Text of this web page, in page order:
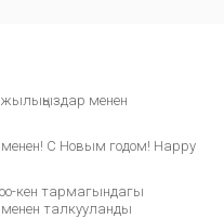
менен
С Новым годом! Happy
кен тармагындагы
талкууланды